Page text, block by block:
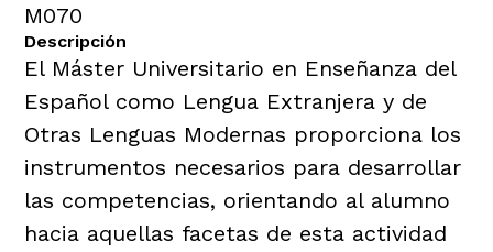
M070
Descripción
El Máster Universitario en Enseñanza del
Español como Lengua Extranjera y de
Otras Lenguas Modernas proporciona los
instrumentos necesarios para desarrollar
las competencias, orientando al alumno
hacia aquellas facetas de esta actividad